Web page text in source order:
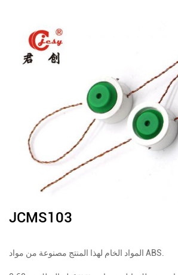
JCMS103
المواد الخام لهذا المنتج مصنوعة من مواد ABS.